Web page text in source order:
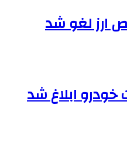
ارز لغو شد
خودرو ابلاغ شد